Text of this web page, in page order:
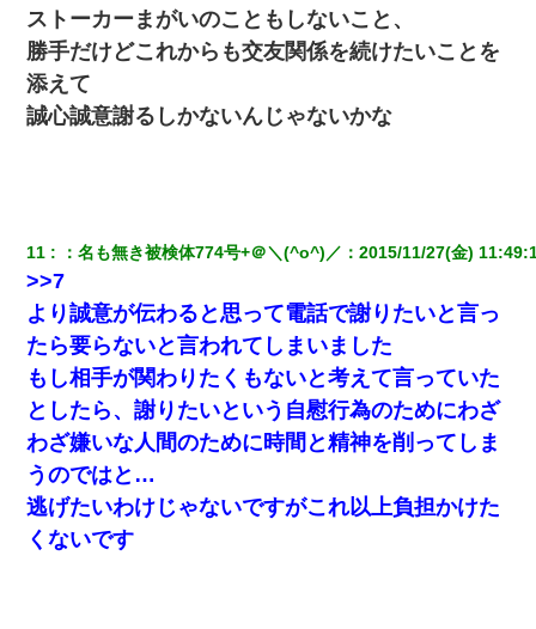
義兄嫁が義実家で「コロナ陽性だったからこのまま療養させて下
さい」と言い出してド修羅場になった
私（23）冗談のつもりで上司（27）に胸を揉ませた結果・・・
小学生の妹が20代の弟とチューしてるのに、見て見ぬふりの親を
見てから実家を出た。それから15年、妹が弟の子を妊娠したらし
くもう堕胎できない月なんだと母から連絡がきた…｜生活｜ワロ
タあんてな
元旦那から復縁要請。息子「最新型のiPhoneも買えない貧乏は嫌
だ、再婚して」私「なら父親と暮らせ」息子「やった＾＾」私
（もう手遅れだったんだな…）
生保レディと行為する為に駆け引きしてみた結果ｗｗｗｗｗｗｗ
ｗｗｗｗｗ
22歳の頃、父に36歳の男性とお見合いをしてくれと頼まれた。父
ストーカーまがいのこともしないこと、
勝手だけどこれからも交友関係を続けたいことを
添えて
誠心誠意謝るしかないんじゃないかな
11 ：名も無き被検体774号+＠＼(^o^)／ ：2015/11/27(金)
>>7
より誠意が伝わると思って電話で謝りたいと言っ
たら要らないと言われてしまいました
もし相手が関わりたくもないと考えて言っていた
としたら、謝りたいという自慰行為のためにわざ
わざ嫌いな人間のために時間と精神を削ってしま
うのではと…
逃げたいわけじゃないですがこれ以上負担かけた
くないです